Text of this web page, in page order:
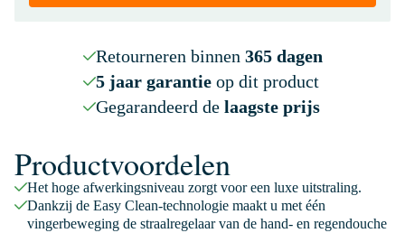
Retourneren binnen 365 dagen
5 jaar garantieop dit product
Gegarandeerd de laagste prijs
Productvoordelen
Het hoge afwerkingsniveau zorgt voor een luxe uitstraling.
Dankzij de Easy Clean-technologie maakt u met één
vingerbeweging de straalregelaar van de hand- en regendouche